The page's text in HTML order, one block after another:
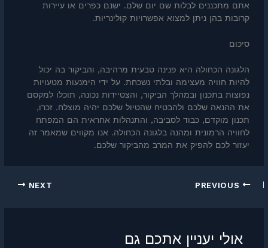
אתם מתכננים לבלות שם יום שלם. ישנם כפרים או עיירות
קרובות בהן ניתן למצוא אפשרויות קולינריות.
סיכום
הלגונה הכחולה היא פנינה טבעית מרהיבה, והביקור בה יכול
להיות חוויה מעצימה ובלתי נשכחת. על ידי הימנעות מטעויות
נפוצות בתכנון ובמהלך הביקור, והצטיידות נכונה, תוכלו למקסם
את ההנאה שלכם ולהבטיח שהטיול שלכם יהיה מוצלח. זכרו,
תכנון מוקדם, כבוד לסביבה, והתנהלות אחראית הם המפתח
לחוויה הרמונית ומהנה בלגונה הכחולה. אנו מקווים שמאמר זה
יעזור לכם להפיק את המרב מהביקור שלכם.
NEXT
אולי יעניין אתכם גם